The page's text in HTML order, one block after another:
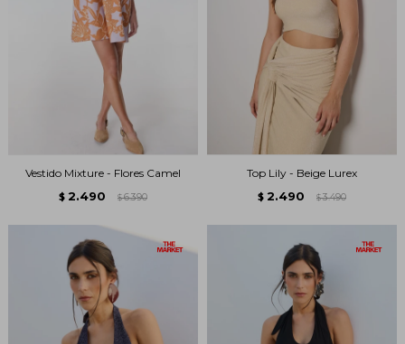
Vestido Mixture - Flores Camel
$ 2.490 $ 6.390
Top Lily - Beige Lurex
$ 2.490 $ 3.490